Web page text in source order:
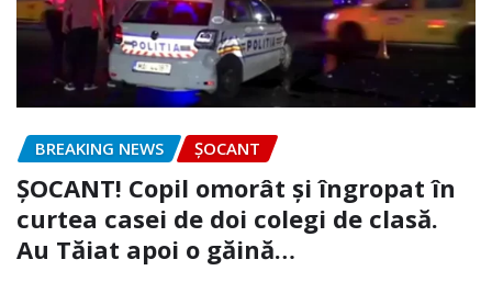
BREAKING NEWS ȘOCANT
ȘOCANT! Copil omorât și îngropat în
curtea casei de doi colegi de clasă.
Au Tăiat apoi o găină…